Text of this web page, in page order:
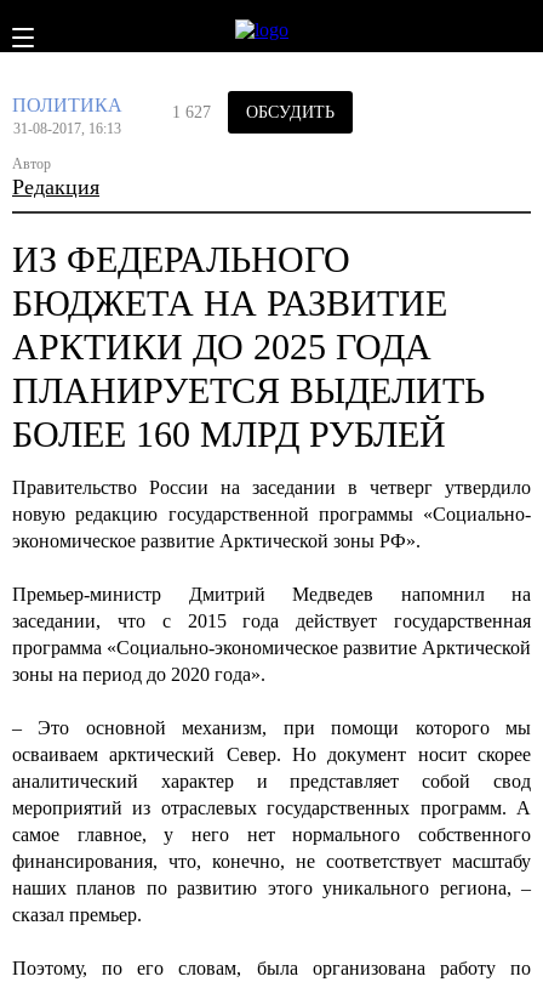
ПОЛИТИКА
31-08-2017, 16:13
Автор
Редакция
1 627 ОБСУДИТЬ
ИЗ ФЕДЕРАЛЬНОГО
БЮДЖЕТА НА РАЗВИТИЕ
АРКТИКИ ДО 2025 ГОДА
ПЛАНИРУЕТСЯ ВЫДЕЛИТЬ
БОЛЕЕ 160 МЛРД РУБЛЕЙ
Правительство России на заседании в четверг утвердило
новую редакцию государственной программы «Социально-
экономическое развитие Арктической зоны РФ».
Премьер-министр Дмитрий Медведев напомнил на
заседании, что с 2015 года действует государственная
программа «Социально-экономическое развитие Арктической
зоны на период до 2020 года».
– Это основной механизм, при помощи которого мы
осваиваем арктический Север. Но документ носит скорее
аналитический характер и представляет собой свод
мероприятий из отраслевых государственных программ. А
самое главное, у него нет нормального собственного
финансирования, что, конечно, не соответствует масштабу
наших планов по развитию этого уникального региона, –
сказал премьер.
Поэтому, по его словам, была организована работу по